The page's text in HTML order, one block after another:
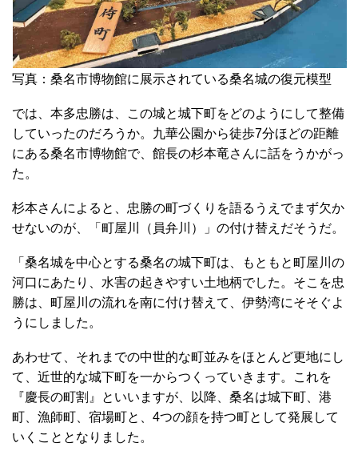
写真：桑名市博物館に展示されている桑名城の復元模型
では、本多忠勝は、この城と城下町をどのようにして整備
していったのだろうか。九華公園から徒歩7分ほどの距離
にある桑名市博物館で、館長の杉本竜さんに話をうかがっ
た。
杉本さんによると、忠勝の町づくりを語るうえでまず欠か
せないのが、「町屋川（員弁川）」の付け替えだそうだ。
「桑名城を中心とする桑名の城下町は、もともと町屋川の
河口にあたり、水害の起きやすい土地柄でした。そこを忠
勝は、町屋川の流れを南に付け替えて、伊勢湾にそそぐよ
うにしました。
あわせて、それまでの中世的な町並みをほとんど更地にし
て、近世的な城下町を一からつくっていきます。これを
『慶長の町割』といいますが、以降、桑名は城下町、港
町、漁師町、宿場町と、4つの顔を持つ町として発展して
いくこととなりました。